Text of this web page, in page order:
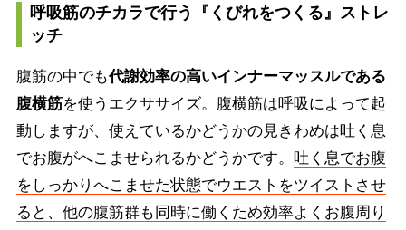
呼吸筋のチカラで行う『くびれをつくる』ストレ
ッチ
腹筋の中でも代謝効率の高いインナーマッスルである
腹横筋を使うエクササイズ。腹横筋は呼吸によって起
動しますが、使えているかどうかの見きわめは吐く息
でお腹がへこませられるかどうかです。 吐く息でお腹
をしっかりへこませた状態でウエストをツイストさせ
ると、他の腹筋群も同時に働くため効率よくお腹周り